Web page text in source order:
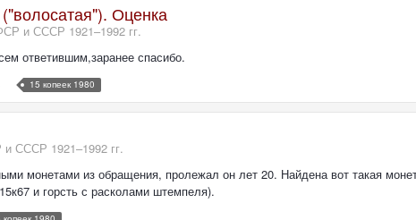
Оценка
и СССР 1921–1992 гг.
ответившим,заранее спасибо.
15 копеек 1980
СССР 1921–1992 гг.
монетами из обращения, пролежал он лет 20. Найдена вот такая
и горсть с расколами штемпеля).